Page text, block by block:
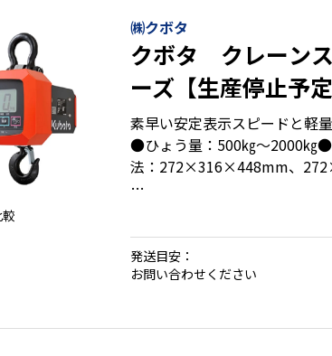
㈱クボタ
クボタ クレーン
ーズ【生産停止予
25日まで！
素早い安定表示スピードと軽
●ひょう量：500㎏～2000㎏
法：272×316×448mm、
・自動ホールドで風や計量物
・大きく見やすい液晶表示・ボ
・取引証明に使える検定付も
発送目安：
お問い合わせください